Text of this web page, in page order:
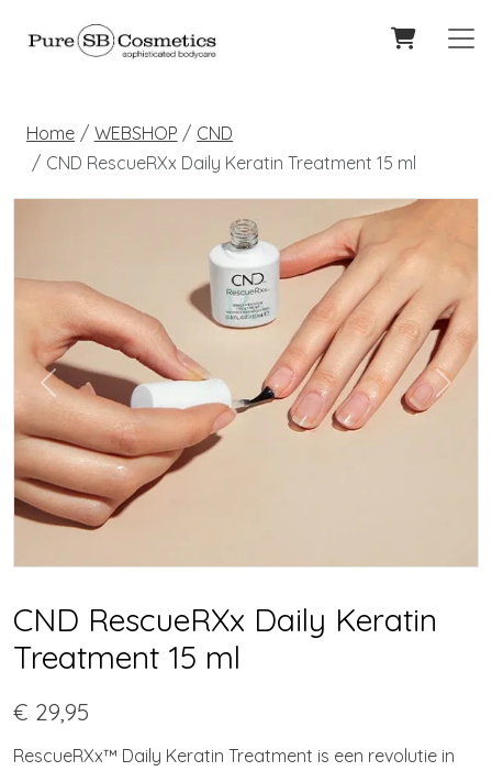
Home WEBSHOP
CND
CND RescueRXx Daily Keratin Treatment 15 ml
CND RescueRXx Daily Keratin
Treatment 15 ml
€ 29,95
RescueRXx™ Daily Keratin Treatment is een revolutie in
Previous Next